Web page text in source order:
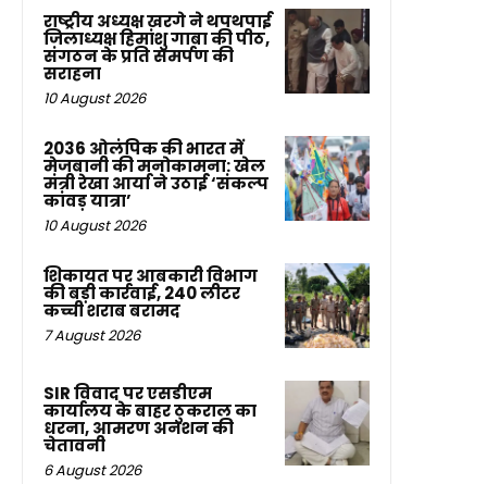
राष्ट्रीय अध्यक्ष खरगे ने थपथपाई
जिलाध्यक्ष हिमांशु गाबा की पीठ,
संगठन के प्रति समर्पण की
सराहना
10 August 2026
2036 ओलंपिक की भारत में
मेजबानी की मनोकामना: खेल
मंत्री रेखा आर्या ने उठाई ‘संकल्प
कांवड़ यात्रा’
10 August 2026
शिकायत पर आबकारी विभाग
की बड़ी कार्रवाई, 240 लीटर
कच्ची शराब बरामद
7 August 2026
SIR विवाद पर एसडीएम
कार्यालय के बाहर ठुकराल का
धरना, आमरण अनशन की
चेतावनी
6 August 2026